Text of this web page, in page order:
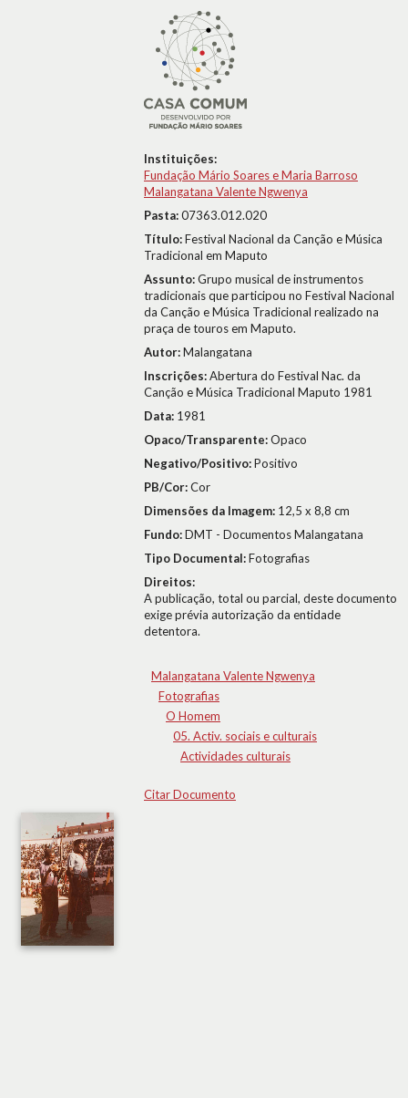
Instituições:
Fundação Mário Soares e Maria Barroso
Malangatana Valente Ngwenya
Pasta:07363.012.020
Título:Festival Nacional da Canção e Música
Tradicional em Maputo
Assunto:Grupo musical de instrumentos
tradicionais que participou no Festival Nacional
da Canção e Música Tradicional realizado na
praça de touros em Maputo.
Autor:Malangatana
Inscrições:Abertura do Festival Nac. da
Canção e Música Tradicional Maputo 1981
Data: 1981
Opaco/Transparente:Opaco
Negativo/Positivo:Positivo
PB/Cor:Cor
Dimensões da Imagem: 12,5 x 8,8 cm
Fundo:DMT - Documentos Malangatana
Tipo Documental:Fotografias
Direitos:
A publicação, total ou parcial, deste documento
exige prévia autorização da entidade
detentora.
Malangatana Valente Ngwenya
Fotografias
O Homem
05. Activ. sociais e culturais
Actividades culturais
Citar Documento